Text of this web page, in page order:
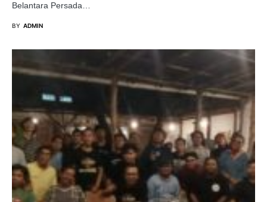
Belantara Persada…
BY ADMIN